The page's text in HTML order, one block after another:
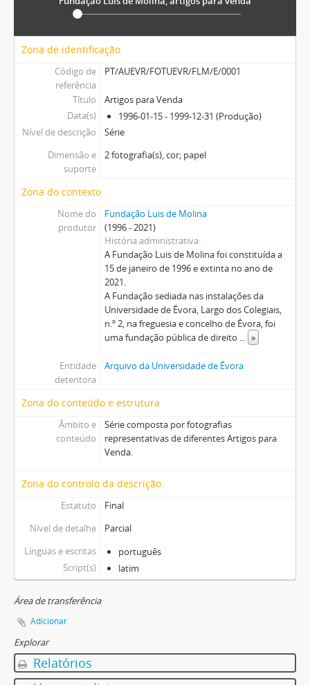
Zona de identificação
Código de
referência
PT/AUEVR/FOTUEVR/FLM/E/0001
Título
Artigos para Venda
Data(s)
1996-01-15 - 1999-12-31 (Produção)
Nível de descrição
Série
Dimensão e
suporte
2 fotografia(s), cor; papel
Zona do contexto
Nome do
produtor
Fundação Luis de Molina
(1996 - 2021)
História administrativa
A Fundação Luis de Molina foi constituída a
15 de janeiro de 1996 e extinta no ano de
2021.
A Fundação sediada nas instalações da
Universidade de Évora, Largo dos Colegiais,
n.º 2, na freguesia e concelho de Évora, foi
uma fundação pública de direito ... »
Entidade
detentora
Arquivo da Universidade de Évora
Zona do conteúdo e estrutura
Âmbito e
conteúdo
Série composta por fotografias
representativas de diferentes Artigos para
Venda.
Zona do controlo da descrição
Estatuto
Final
Nível de detalhe
Parcial
Línguas e escritas
português
Script(s)
latim
Área de transferência
Adicionar
Explorar
Relatórios